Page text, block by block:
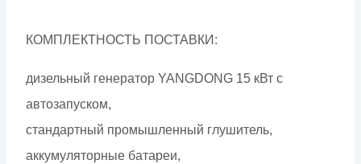
КОМПЛЕКТНОСТЬ ПОСТАВКИ:
дизельный генератор YANGDONG 15 кВт с
автозапуском,
стандартный промышленный глушитель,
аккумуляторные батареи,